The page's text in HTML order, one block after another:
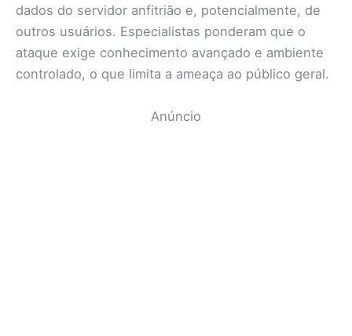
dados do servidor anfitrião e, potencialmente, de
outros usuários. Especialistas ponderam que o
ataque exige conhecimento avançado e ambiente
controlado, o que limita a ameaça ao público geral.
Anúncio